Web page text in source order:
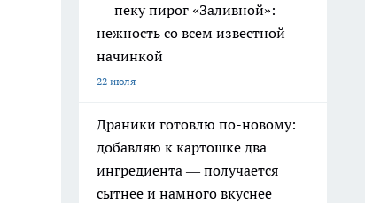
— пеку пирог «Заливной»:
нежность со всем известной
начинкой
22 июля
Драники готовлю по-новому:
добавляю к картошке два
ингредиента — получается
сытнее и намного вкуснее